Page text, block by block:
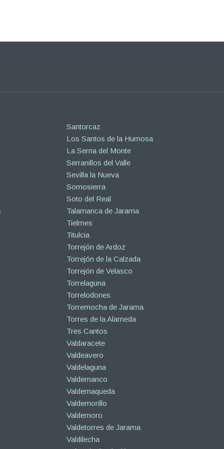
Santorcaz
Los Santos de la Humosa
La Serna del Monte
Serranillos del Valle
Sevilla la Nueva
Somosierra
Soto del Real
Talamanca de Jarama
Tielmes
Titulcia
Torrejón de Ardoz
Torrejón de la Calzada
Torrejón de Velasco
Torrelaguna
Torrelodones
Torremocha de Jarama
Torres de la Alameda
Tres Cantos
Valdaracete
Valdeavero
Valdelaguna
Valdemanco
Valdemaqueda
Valdemorillo
Valdemoro
Valdetorres de Jarama
Valdilecha